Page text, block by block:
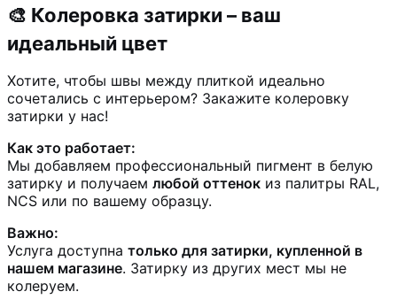
🎨 Колеровка затирки – ваш
идеальный цвет
Хотите, чтобы швы между плиткой идеально
сочетались с интерьером? Закажите колеровку
затирки у нас!
Как это работает:
Мы добавляем профессиональный пигмент в белую
затирку и получаем любой оттенок из палитры RAL,
NCS или по вашему образцу.
Важно:
Услуга доступна только для затирки, купленной в
нашем магазине. Затирку из других мест мы не
колеруем.